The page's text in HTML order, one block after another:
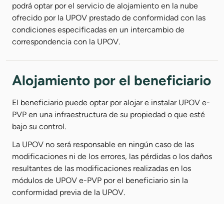
podrá optar por el servicio de alojamiento en la nube
ofrecido por la UPOV prestado de conformidad con las
condiciones especificadas en un intercambio de
correspondencia con la UPOV.
Alojamiento por el beneficiario
El beneficiario puede optar por alojar e instalar UPOV e-
PVP en una infraestructura de su propiedad o que esté
bajo su control.
La UPOV no será responsable en ningún caso de las
modificaciones ni de los errores, las pérdidas o los daños
resultantes de las modificaciones realizadas en los
módulos de UPOV e-PVP por el beneficiario sin la
conformidad previa de la UPOV.